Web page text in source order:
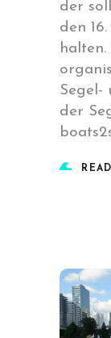
der
den
Segel-
der